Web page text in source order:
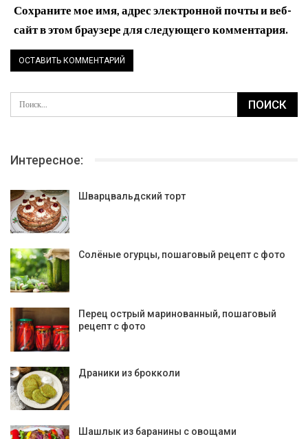
Сохраните мое имя, адрес электронной почты и веб-
сайт в этом браузере для следующего комментария.
Интересное:
Шварцвальдский торт
Солёные огурцы, пошаговый рецепт с фото
Перец острый маринованный, пошаговый
рецепт с фото
Драники из брокколи
Шашлык из баранины с овощами